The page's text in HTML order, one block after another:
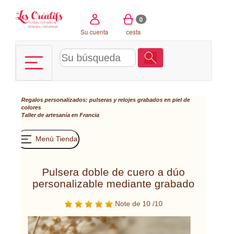
Su cuenta
0
cesta
Regalos personalizados: pulseras y relojes grabados en piel de
colores
Taller de artesanía en Francia
Menú Tienda
Pulsera doble de cuero a dúo
personalizable mediante grabado
Note de 10 /10